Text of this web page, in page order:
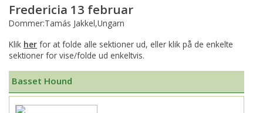
Fredericia 13 februar
Dommer:Tamás Jakkel,Ungarn
Klik her for at folde alle sektioner ud, eller klik på de enkelte
sektioner for vise/folde ud enkeltvis.
Basset Hound